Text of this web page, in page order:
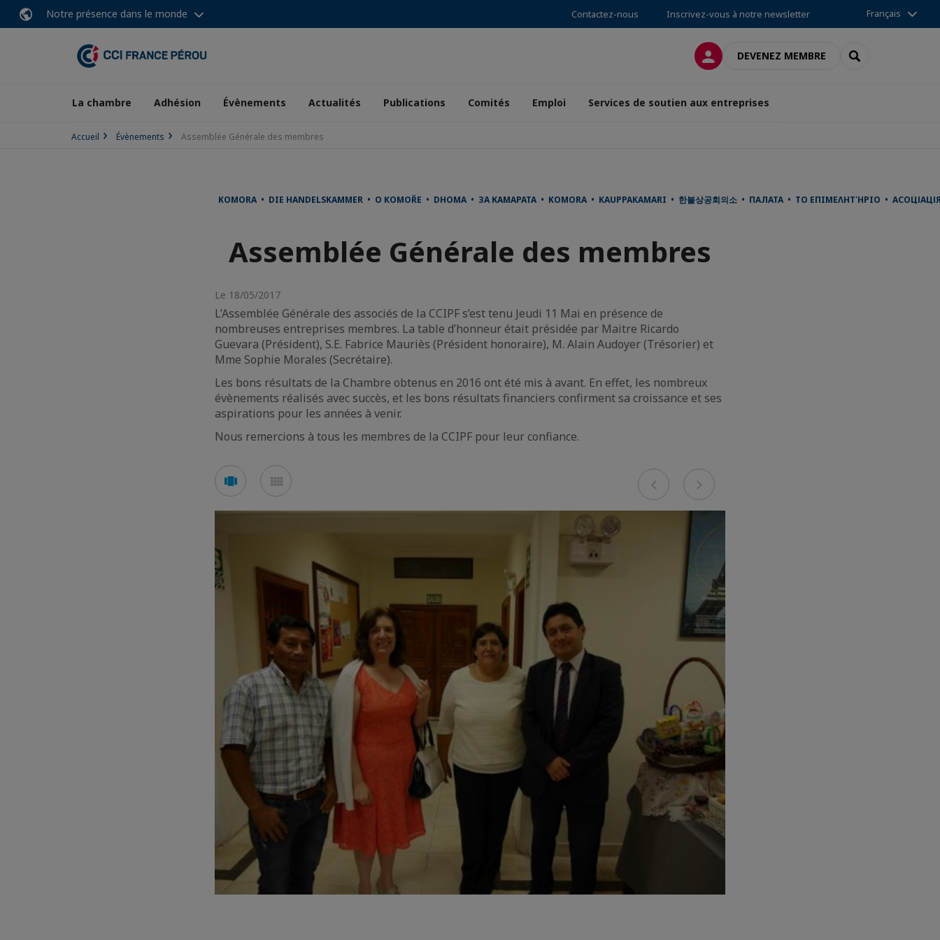
Notre présence dans le monde Contactez-nous Inscrivez-vous à notre newsletter Français
CONNEXIONDEVENEZ MEMBRE RECHERCHER
La chambre Adhésion Évènements Actualités Publications Comités Emploi Services de soutien aux entreprises
Accueil Évènements Assemblée Générale des membres
KOMORA • DIE HANDELSKAMMER • O KOMOŘE • DHOMA • ЗА КАМАРАТА • KOMORA • KAUPPAKAMARI • 한불상공회의소 • ПАЛАТА • ΤΟ ΕΠΙΜΕΛΗΤΉΡΙΟ • АСОЦІАЦІЯ
Assemblée Générale des membres
Le 18/05/2017
L’Assemblée Générale des associés de la CCIPF s’est tenu Jeudi 11 Mai en présence de
nombreuses entreprises membres. La table d’honneur était présidée par Maitre Ricardo
Guevara (Président), S.E. Fabrice Mauriès (Président honoraire), M. Alain Audoyer (Trésorier) et
Mme Sophie Morales (Secrétaire).
Les bons résultats de la Chambre obtenus en 2016 ont été mis à avant. En effet, les nombreux
évènements réalisés avec succès, et les bons résultats financiers confirment sa croissance et ses
aspirations pour les années à venir.
Nous remercions à tous les membres de la CCIPF pour leur confiance.
Voir
en
en
Previous